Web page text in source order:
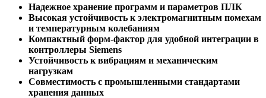
Надежное хранение программ и параметров ПЛК
Высокая устойчивость к электромагнитным помехам
и температурным колебаниям
Компактный форм-фактор для удобной интеграции в
контроллеры Siemens
Устойчивость к вибрациям и механическим
нагрузкам
Совместимость с промышленными стандартами
хранения данных